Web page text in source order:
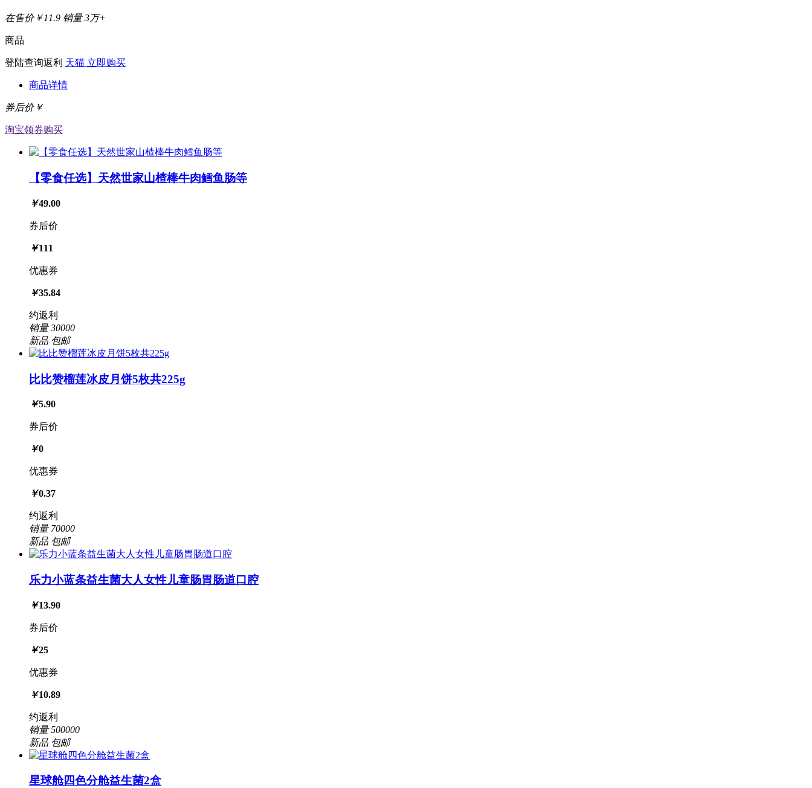
在售价￥11.9 销量3万+
商品
登陆查询返利 天猫 立即购买
商品详情
券后价￥
淘宝领券购买
【零食任选】天然世家山楂棒牛肉鳕鱼肠等
￥49.00
券后价
￥111
优惠券
￥35.84
约返利
销量30000
新品 包邮
比比赞榴莲冰皮月饼5枚共225g
￥5.90
券后价
￥0
优惠券
￥0.37
约返利
销量70000
新品 包邮
乐力小蓝条益生菌大人女性儿童肠胃肠道口腔
￥13.90
券后价
￥25
优惠券
￥10.89
约返利
销量500000
新品 包邮
星球舱四色分舱益生菌2盒